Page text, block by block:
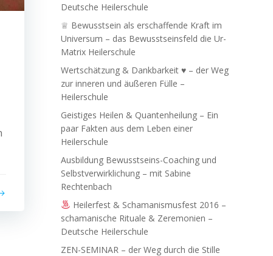
Deutsche Heilerschule
♕ Bewusstsein als erschaffende Kraft im
Universum – das Bewusstseinsfeld die Ur-
Matrix Heilerschule
Wertschätzung & Dankbarkeit ♥ – der Weg
zur inneren und äußeren Fülle –
Heilerschule
Geistiges Heilen & Quantenheilung – Ein
paar Fakten aus dem Leben einer
Heilerschule
Ausbildung Bewusstseins-Coaching und
Selbstverwirklichung – mit Sabine
Rechtenbach
Heilerfest & Schamanismusfest 2016 –
schamanische Rituale & Zeremonien –
Deutsche Heilerschule
ZEN-SEMINAR – der Weg durch die Stille